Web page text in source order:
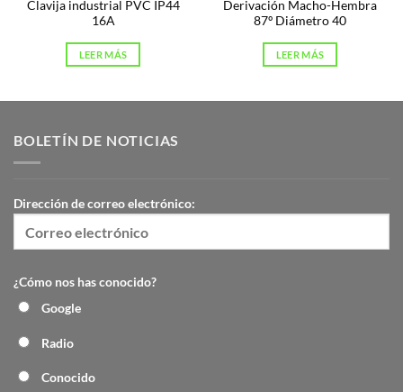
Clavija industrial PVC IP44
16A
LEER MÁS
Derivación Macho-Hembra
87º Diámetro 40
LEER MÁS
BOLETÍN DE NOTICIAS
Dirección de correo electrónico:
¿Cómo nos has conocido?
Google
Radio
Conocido